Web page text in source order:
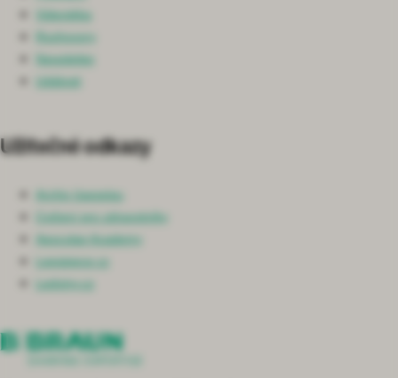
Videotéka
Rozhovory
Newsletter
Události
Užitečné odkazy
Archiv časopisu
Cvičení pro zdravotníky
Aesculap Academy
Lepsipece.cz
Ledviny.cz